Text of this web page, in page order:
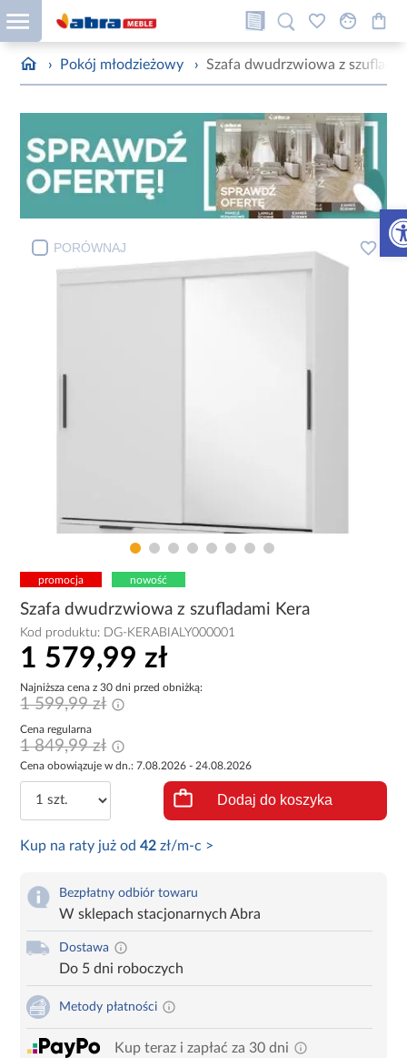
› Pokój młodzieżowy › Szafa dwudrzwiowa z
PORÓWNAJ
promocja nowość
Szafa dwudrzwiowa z szufladami Kera
Kod produktu: DG-KERABIALY000001
1 579,99 zł
Najniższa cena z 30 dni przed obniżką:
1 599,99 zł
Cena regularna
1 849,99 zł
Cena obowiązuje w dn.: 7.08.2026 - 24.08.2026
Dodaj do koszyka
Kup na raty już od42 zł/m-c >
Bezpłatny odbiór towaru
W sklepach stacjonarnych Abra
Dostawa
Do 5 dni roboczych
Metody płatności
Kup teraz i zapłać za 30 dni